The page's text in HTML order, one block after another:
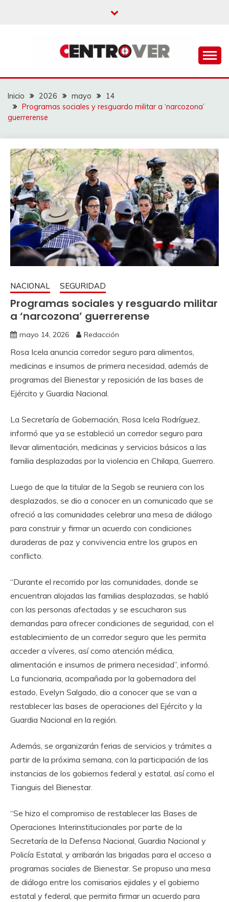
CENTROVER
NOTICIAS
Inicio 2026 mayo
14
Programas sociales y resguardo militar a ‘narcozona’
guerrerense
NACIONAL SEGURIDAD
Programas sociales y resguardo militar
a ‘narcozona’ guerrerense
mayo 14, 2026 Redacción
Rosa Icela anuncia corredor seguro para alimentos,
medicinas e insumos de primera necesidad, además de
programas del Bienestar y reposición de las bases de
Ejército y Guardia Nacional.
La Secretaría de Gobernación, Rosa Icela Rodríguez,
informó que ya se estableció un corredor seguro para
llevar alimentación, medicinas y servicios básicos a las
familia desplazadas por la violencia en Chilapa, Guerrero.
Luego de que la titular de la Segob se reuniera con los
desplazados, se dio a conocer en un comunicado que se
ofreció a las comunidades celebrar una mesa de diálogo
para construir y firmar un acuerdo con condiciones
duraderas de paz y convivencia entre los grupos en
conflicto.
“Durante el recorrido por las comunidades, donde se
encuentran alojadas las familias desplazadas, se habló
con las personas afectadas y se escucharon sus
demandas para ofrecer condiciones de seguridad, con el
establecimiento de un corredor seguro que les permita
acceder a víveres, así como atención médica,
alimentación e insumos de primera necesidad”, informó.
La funcionaria, acompañada por la gobernadora del
estado, Evelyn Salgado, dio a conocer que se van a
restablecer las bases de operaciones del Ejército y la
Guardia Nacional en la región.
Además, se organizarán ferias de servicios y trámites a
partir de la próxima semana, con la participación de las
instancias de los gobiernos federal y estatal, así como el
Tianguis del Bienestar.
“Se hizo el compromiso de restablecer las Bases de
Operaciones Interinstitucionales por parte de la
Secretaría de la Defensa Nacional, Guardia Nacional y
Policía Estatal, y arribarán las brigadas para el acceso a
programas sociales de Bienestar. Se propuso una mesa
de diálogo entre los comisarios ejidales y el gobierno
estatal y federal, que permita firmar un acuerdo para